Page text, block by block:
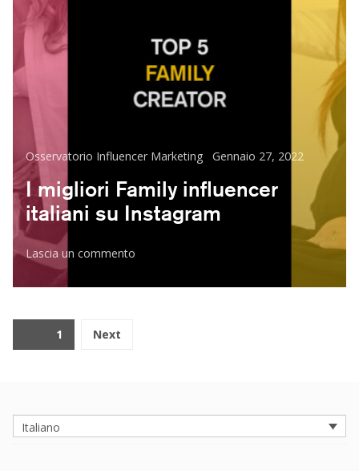
Categorie
Osservatorio Influencer Marketing
Posted
Gennaio 27, 2022
I migliori Family influencer
italiani su Instagram
Lascia un commento
migliori
Navigazione
articoli
Page1 Next
Italiano